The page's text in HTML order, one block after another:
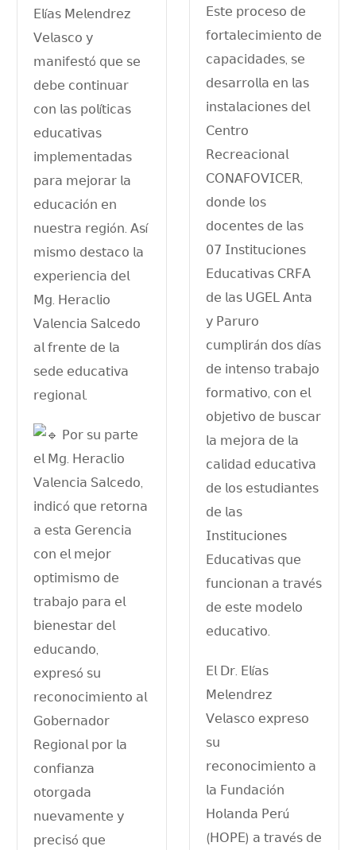
𝖤𝗅í𝖺𝗌 𝖬𝖾𝗅𝖾𝗇𝖽𝗋𝖾𝗓
𝖵𝖾𝗅𝖺𝗌𝖼𝗈 𝗒
𝗆𝖺𝗇𝗂𝖿𝖾𝗌𝗍ó 𝗊𝗎𝖾 𝗌𝖾
𝖽𝖾𝖻𝖾 𝖼𝗈𝗇𝗍𝗂𝗇𝗎𝖺𝗋
𝖼𝗈𝗇 𝗅𝖺𝗌 𝗉𝗈𝗅í𝗍𝗂𝖼𝖺𝗌
𝖾𝖽𝗎𝖼𝖺𝗍𝗂𝗏𝖺𝗌
𝗂𝗆𝗉𝗅𝖾𝗆𝖾𝗇𝗍𝖺𝖽𝖺𝗌
𝗉𝖺𝗋𝖺 𝗆𝖾𝗃𝗈𝗋𝖺𝗋 𝗅𝖺
𝖾𝖽𝗎𝖼𝖺𝖼𝗂ó𝗇 𝖾𝗇
𝗇𝗎𝖾𝗌𝗍𝗋𝖺 𝗋𝖾𝗀𝗂ó𝗇. 𝖠𝗌í
𝗆𝗂𝗌𝗆𝗈 𝖽𝖾𝗌𝗍𝖺𝖼𝗈 𝗅𝖺
𝖾𝗑𝗉𝖾𝗋𝗂𝖾𝗇𝖼𝗂𝖺 𝖽𝖾𝗅
𝖬𝗀. 𝖧𝖾𝗋𝖺𝖼𝗅𝗂𝗈
𝖵𝖺𝗅𝖾𝗇𝖼𝗂𝖺 𝖲𝖺𝗅𝖼𝖾𝖽𝗈
𝖺𝗅 𝖿𝗋𝖾𝗇𝗍𝖾 𝖽𝖾 𝗅𝖺
𝗌𝖾𝖽𝖾 𝖾𝖽𝗎𝖼𝖺𝗍𝗂𝗏𝖺
𝗋𝖾𝗀𝗂𝗈𝗇𝖺𝗅.
𝖯𝗈𝗋 𝗌𝗎 𝗉𝖺𝗋𝗍𝖾
𝖾𝗅 𝖬𝗀. 𝖧𝖾𝗋𝖺𝖼𝗅𝗂𝗈
𝖵𝖺𝗅𝖾𝗇𝖼𝗂𝖺 𝖲𝖺𝗅𝖼𝖾𝖽𝗈,
𝗂𝗇𝖽𝗂𝖼ó 𝗊𝗎𝖾 𝗋𝖾𝗍𝗈𝗋𝗇𝖺
𝖺 𝖾𝗌𝗍𝖺 𝖦𝖾𝗋𝖾𝗇𝖼𝗂𝖺
𝖼𝗈𝗇 𝖾𝗅 𝗆𝖾𝗃𝗈𝗋
𝗈𝗉𝗍𝗂𝗆𝗂𝗌𝗆𝗈 𝖽𝖾
𝗍𝗋𝖺𝖻𝖺𝗃𝗈 𝗉𝖺𝗋𝖺 𝖾𝗅
𝖻𝗂𝖾𝗇𝖾𝗌𝗍𝖺𝗋 𝖽𝖾𝗅
𝖾𝖽𝗎𝖼𝖺𝗇𝖽𝗈,
𝖾𝗑𝗉𝗋𝖾𝗌ó 𝗌𝗎
𝗋𝖾𝖼𝗈𝗇𝗈𝖼𝗂𝗆𝗂𝖾𝗇𝗍𝗈 𝖺𝗅
𝖦𝗈𝖻𝖾𝗋𝗇𝖺𝖽𝗈𝗋
𝖱𝖾𝗀𝗂𝗈𝗇𝖺𝗅 𝗉𝗈𝗋 𝗅𝖺
𝖼𝗈𝗇𝖿𝗂𝖺𝗇𝗓𝖺
𝗈𝗍𝗈𝗋𝗀𝖺𝖽𝖺
𝗇𝗎𝖾𝗏𝖺𝗆𝖾𝗇𝗍𝖾 𝗒
𝗉𝗋𝖾𝖼𝗂𝗌ó 𝗊𝗎𝖾
𝖤𝗌𝗍𝖾 𝗉𝗋𝗈𝖼𝖾𝗌𝗈 𝖽𝖾
𝖿𝗈𝗋𝗍𝖺𝗅𝖾𝖼𝗂𝗆𝗂𝖾𝗇𝗍𝗈 𝖽𝖾
𝖼𝖺𝗉𝖺𝖼𝗂𝖽𝖺𝖽𝖾𝗌, 𝗌𝖾
𝖽𝖾𝗌𝖺𝗋𝗋𝗈𝗅𝗅𝖺 𝖾𝗇 𝗅𝖺𝗌
𝗂𝗇𝗌𝗍𝖺𝗅𝖺𝖼𝗂𝗈𝗇𝖾𝗌 𝖽𝖾𝗅
𝖢𝖾𝗇𝗍𝗋𝗈
𝖱𝖾𝖼𝗋𝖾𝖺𝖼𝗂𝗈𝗇𝖺𝗅
𝖢𝖮𝖭𝖠𝖥𝖮𝖵𝖨𝖢𝖤𝖱,
𝖽𝗈𝗇𝖽𝖾 𝗅𝗈𝗌
𝖽𝗈𝖼𝖾𝗇𝗍𝖾𝗌 𝖽𝖾 𝗅𝖺𝗌
𝟢𝟩 𝖨𝗇𝗌𝗍𝗂𝗍𝗎𝖼𝗂𝗈𝗇𝖾𝗌
𝖤𝖽𝗎𝖼𝖺𝗍𝗂𝗏𝖺𝗌 𝖢𝖱𝖥𝖠
𝖽𝖾 𝗅𝖺𝗌 𝖴𝖦𝖤𝖫 𝖠𝗇𝗍𝖺
𝗒 𝖯𝖺𝗋𝗎𝗋𝗈
𝖼𝗎𝗆𝗉𝗅𝗂𝗋á𝗇 𝖽𝗈𝗌 𝖽í𝖺𝗌
𝖽𝖾 𝗂𝗇𝗍𝖾𝗇𝗌𝗈 𝗍𝗋𝖺𝖻𝖺𝗃𝗈
𝖿𝗈𝗋𝗆𝖺𝗍𝗂𝗏𝗈, 𝖼𝗈𝗇 𝖾𝗅
𝗈𝖻𝗃𝖾𝗍𝗂𝗏𝗈 𝖽𝖾 𝖻𝗎𝗌𝖼𝖺𝗋
𝗅𝖺 𝗆𝖾𝗃𝗈𝗋𝖺 𝖽𝖾 𝗅𝖺
𝖼𝖺𝗅𝗂𝖽𝖺𝖽 𝖾𝖽𝗎𝖼𝖺𝗍𝗂𝗏𝖺
𝖽𝖾 𝗅𝗈𝗌 𝖾𝗌𝗍𝗎𝖽𝗂𝖺𝗇𝗍𝖾𝗌
𝖽𝖾 𝗅𝖺𝗌
𝖨𝗇𝗌𝗍𝗂𝗍𝗎𝖼𝗂𝗈𝗇𝖾𝗌
𝖤𝖽𝗎𝖼𝖺𝗍𝗂𝗏𝖺𝗌 𝗊𝗎𝖾
𝖿𝗎𝗇𝖼𝗂𝗈𝗇𝖺𝗇 𝖺 𝗍𝗋𝖺𝗏é𝗌
𝖽𝖾 𝖾𝗌𝗍𝖾 𝗆𝗈𝖽𝖾𝗅𝗈
𝖾𝖽𝗎𝖼𝖺𝗍𝗂𝗏𝗈.
𝖤𝗅 𝖣𝗋. 𝖤𝗅í𝖺𝗌
𝖬𝖾𝗅𝖾𝗇𝖽𝗋𝖾𝗓
𝖵𝖾𝗅𝖺𝗌𝖼𝗈 𝖾𝗑𝗉𝗋𝖾𝗌𝗈
𝗌𝗎
𝗋𝖾𝖼𝗈𝗇𝗈𝖼𝗂𝗆𝗂𝖾𝗇𝗍𝗈 𝖺
𝗅𝖺 𝖥𝗎𝗇𝖽𝖺𝖼𝗂ó𝗇
𝖧𝗈𝗅𝖺𝗇𝖽𝖺 𝖯𝖾𝗋ú
(𝖧𝖮𝖯𝖤) 𝖺 𝗍𝗋𝖺𝗏é𝗌 𝖽𝖾